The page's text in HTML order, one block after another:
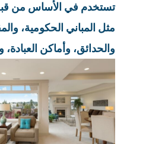
تستخدم في الأساس من
مثل المباني الحكومية،
والحدائق، وأماكن